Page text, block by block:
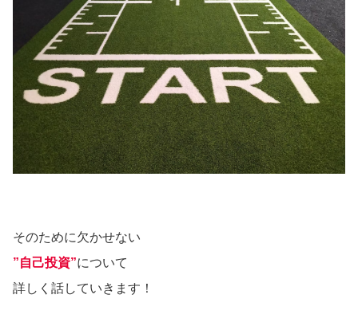
そのために欠かせない
”自己投資”について
詳しく話していきます！